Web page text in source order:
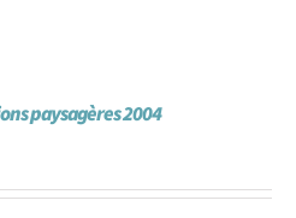
paysagères 2004